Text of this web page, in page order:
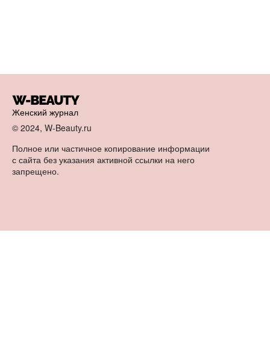
Женский журнал
© 2024, W-Beauty.ru
Полное или частичное копирование информации
с сайта без указания активной ссылки на него
запрещено.